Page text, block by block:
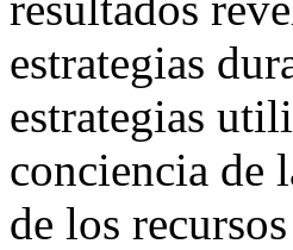
estrategias
estrategias
conciencia de
de los